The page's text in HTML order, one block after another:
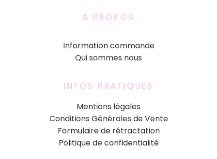
A PROPOS
Information commande
Qui sommes nous
INFOS PRATIQUES
Mentions légales
Conditions Générales de Vente
Formulaire de rétractation
Politique de confidentialité